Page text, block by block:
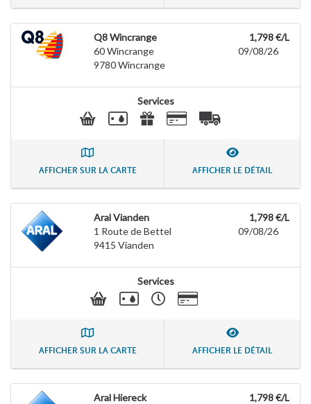
Q8 Wincrange
60 Wincrange
9780Wincrange
1,798 €/L
09/08/26
Services
AFFICHER SUR LA CARTE AFFICHER LE DÉTAIL
Aral Vianden
1 Route de Bettel
9415 Vianden
1,798 €/L
09/08/26
Services
AFFICHER SUR LA CARTE AFFICHER LE DÉTAIL
Aral Hiereck
1,798 €/L